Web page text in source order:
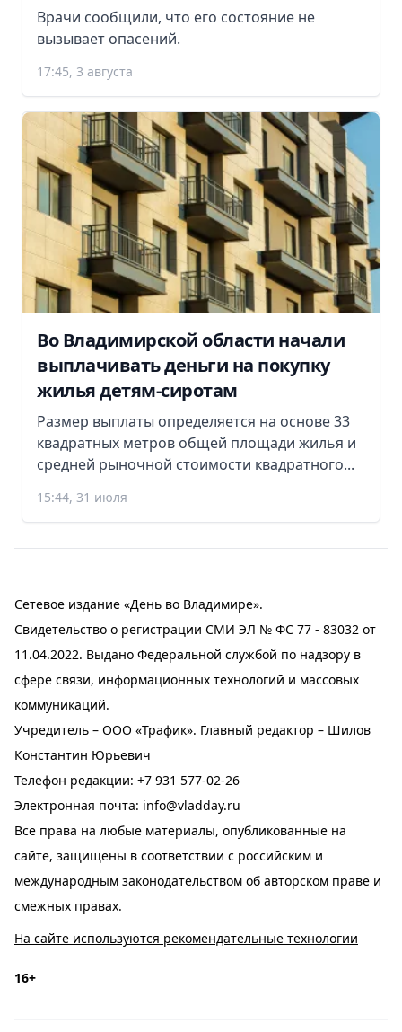
Врачи сообщили, что его состояние не
вызывает опасений.
17:45, 3 августа
Во Владимирской области начали
выплачивать деньги на покупку
жилья детям-сиротам
Размер выплаты определяется на основе 33
квадратных метров общей площади жилья и
средней рыночной стоимости квадратного...
15:44, 31 июля
Сетевое издание «День во Владимире».
Свидетельство о регистрации СМИ ЭЛ № ФС 77 - 83032 от
11.04.2022. Выдано Федеральной службой по надзору в
сфере связи, информационных технологий и массовых
коммуникаций.
Учредитель – ООО «Трафик». Главный редактор – Шилов
Константин Юрьевич
Телефон редакции: +7 931 577-02-26
Электронная почта: info@vladday.ru
Все права на любые материалы, опубликованные на
сайте, защищены в соответствии с российским и
международным законодательством об авторском праве и
смежных правах.
На сайте используются рекомендательные технологии
16+